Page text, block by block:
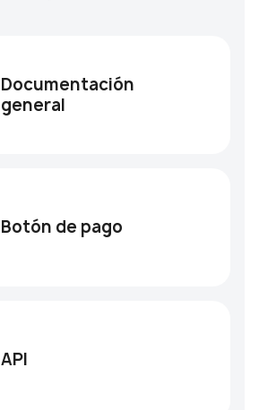
Documentación
general
Botón de pago
API